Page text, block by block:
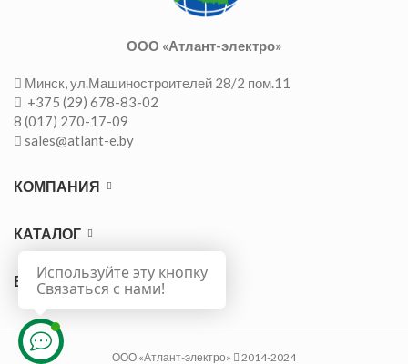
ООО «Атлант-электро»
Минск, ул.Машиностроителей 28/2 пом.11
+375 (29) 678-83-02
8 (017) 270-17-09
sales@atlant-e.by
КОМПАНИЯ
КАТАЛОГ
ВАЖНО
ООО «Атлант-электро» 2014-2024
Используйте эту кнопку
Связаться с нами!